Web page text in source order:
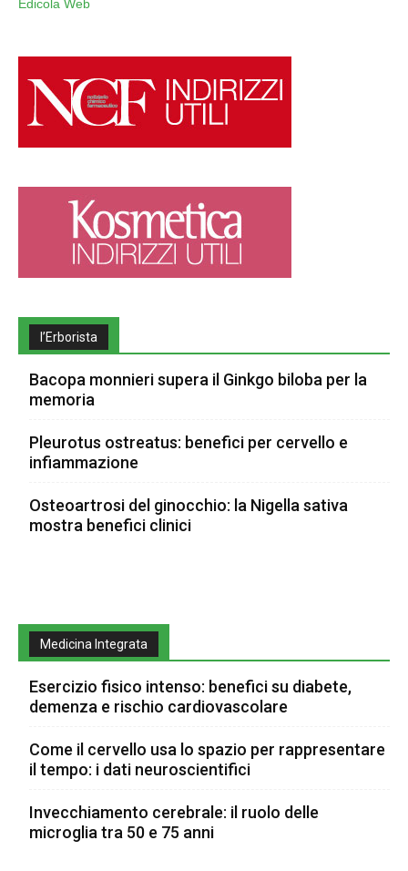
Edicola Web
l’Erborista
Bacopa monnieri supera il Ginkgo biloba per la
memoria
Pleurotus ostreatus: benefici per cervello e
infiammazione
Osteoartrosi del ginocchio: la Nigella sativa
mostra benefici clinici
Medicina Integrata
Esercizio fisico intenso: benefici su diabete,
demenza e rischio cardiovascolare
Come il cervello usa lo spazio per rappresentare
il tempo: i dati neuroscientifici
Invecchiamento cerebrale: il ruolo delle
microglia tra 50 e 75 anni